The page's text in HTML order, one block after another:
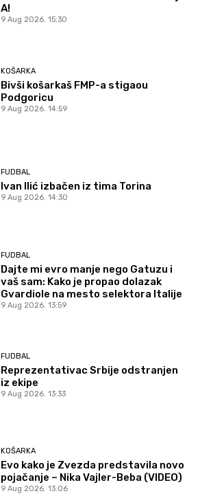
A!
9 Aug 2026. 15:30
KOŠARKA
Bivši košarkaš FMP-a stigaou
Podgoricu
9 Aug 2026. 14:59
FUDBAL
Ivan Ilić izbačen iz tima Torina
9 Aug 2026. 14:30
FUDBAL
Dajte mi evro manje nego Gatuzu i
vaš sam: Kako je propao dolazak
Gvardiole na mesto selektora Italije
9 Aug 2026. 13:59
FUDBAL
Reprezentativac Srbije odstranjen
iz ekipe
9 Aug 2026. 13:33
KOŠARKA
Evo kako je Zvezda predstavila novo
pojačanje – Nika Vajler-Beba (VIDEO)
9 Aug 2026. 13:06